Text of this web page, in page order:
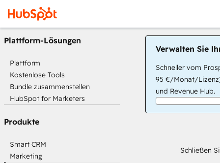
Plattform-Lösungen
Plattform
Kostenlose Tools
Bundle zusammenstellen
HubSpot for Marketers
Produkte
Smart CRM
Marketing
Verwalten Sie
Schneller vom
95 €/Monat/
und Revenue Hub.
Schließen